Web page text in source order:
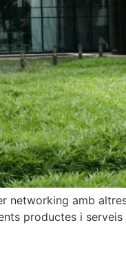
networking amb
productes i